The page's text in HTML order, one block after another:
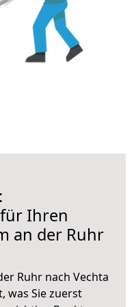
Ihren
an der Ruhr
Ruhr nach Vechta
was Sie zuerst